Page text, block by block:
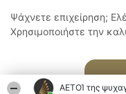
ΑΕΤΟΊ της
Ψάχνετε επιχείρηση;
Χρησιμοποιήστε την